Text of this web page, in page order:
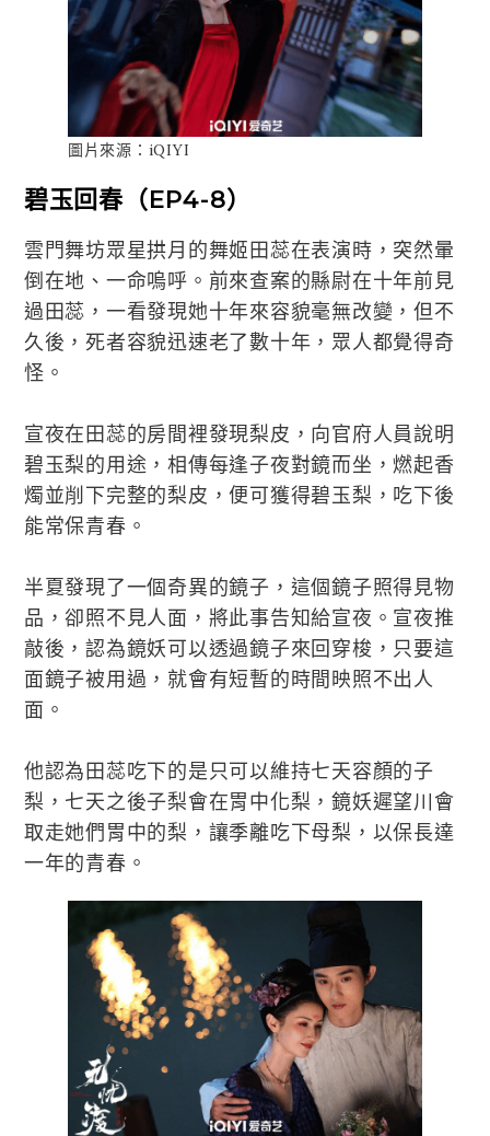
圖片來源：iQIYI
碧玉回春（EP4-8）
雲門舞坊眾星拱月的舞姬田蕊在表演時，突然暈
倒在地、一命嗚呼。前來查案的縣尉在十年前見
過田蕊，一看發現她十年來容貌毫無改變，但不
久後，死者容貌迅速老了數十年，眾人都覺得奇
怪。
宣夜在田蕊的房間裡發現梨皮，向官府人員說明
碧玉梨的用途，相傳每逢子夜對鏡而坐，燃起香
燭並削下完整的梨皮，便可獲得碧玉梨，吃下後
能常保青春。
半夏發現了一個奇異的鏡子，這個鏡子照得見物
品，卻照不見人面，將此事告知給宣夜。宣夜推
敲後，認為鏡妖可以透過鏡子來回穿梭，只要這
面鏡子被用過，就會有短暫的時間映照不出人
面。
他認為田蕊吃下的是只可以維持七天容顏的子
梨，七天之後子梨會在胃中化梨，鏡妖遲望川會
取走她們胃中的梨，讓季離吃下母梨，以保長達
一年的青春。